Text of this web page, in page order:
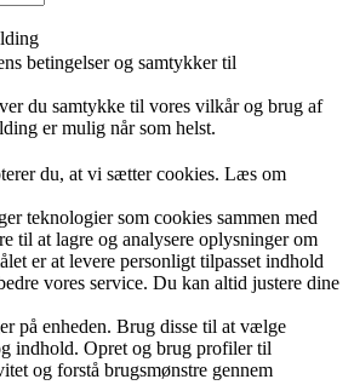
betingelser og samtykker til
du samtykke til vores vilkår og brug af
er mulig når som helst.
du, at vi sætter cookies. Læs om
teknologier som cookies sammen med
til at lagre og analysere oplysninger om
er at levere personligt tilpasset indhold
vores service. Du kan altid justere dine
på enheden. Brug disse til at vælge
indhold. Opret og brug profiler til
og forstå brugsmønstre gennem